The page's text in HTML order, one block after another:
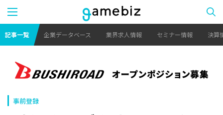
記事一覧 企業データベース 業界求人情報 セミナー情報 決算
事前登録